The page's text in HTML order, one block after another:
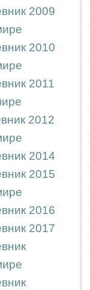
2009
2010
2011
2012
2014
2015
2016
2017